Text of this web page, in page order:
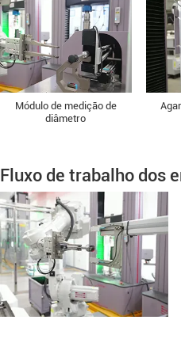
Módulo de medição de
diâmetro
Fluxo de trabalho dos